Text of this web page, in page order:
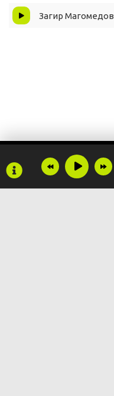
Сердцу не забудется
На соседней улице
Говорят, что если ждешь
Загир Магомедов